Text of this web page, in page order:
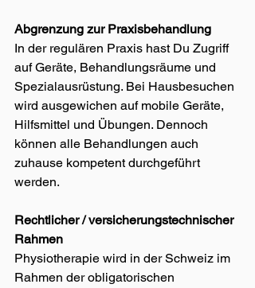
Abgrenzung zur Praxisbehandlung
In der regulären Praxis hast Du Zugriff
auf Geräte, Behandlungsräume und
Spezialausrüstung. Bei Hausbesuchen
wird ausgewichen auf mobile Geräte,
Hilfsmittel und Übungen. Dennoch
können alle Behandlungen auch
zuhause kompetent durchgeführt
werden.
Rechtlicher / versicherungstechnischer
Rahmen
Physiotherapie wird in der Schweiz im
Rahmen der obligatorischen